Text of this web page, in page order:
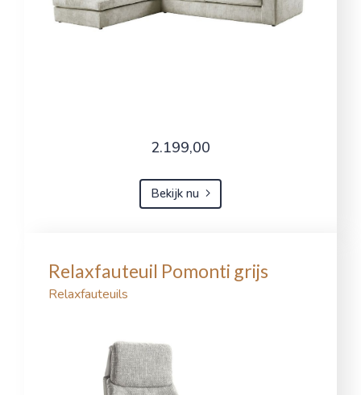
2.199,00
Bekijk nu
Relaxfauteuil Pomonti grijs
Relaxfauteuils